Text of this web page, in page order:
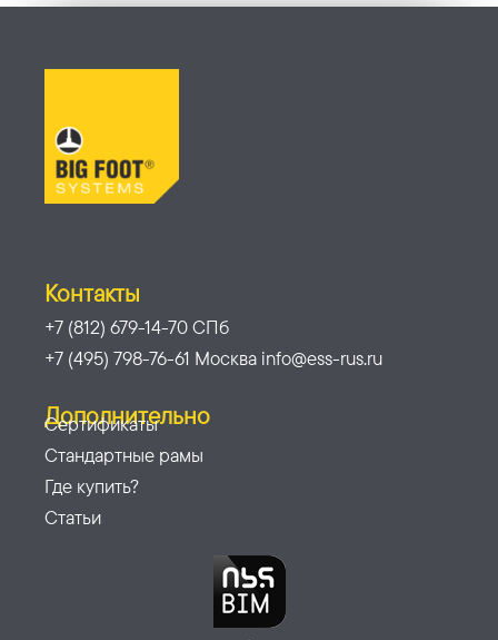
Контакты
+7 (812) 679-14-70 СПб
+7 (495) 798-76-61 Москва info@ess-rus.ru
Дополнительно
Сертификаты
Стандартные рамы
Где купить?
Статьи